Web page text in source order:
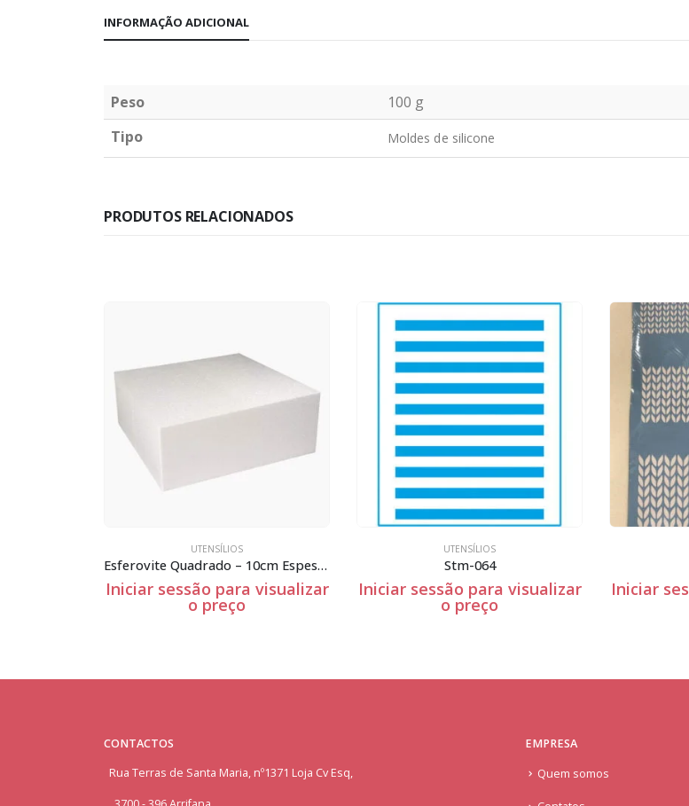
INFORMAÇÃO ADICIONAL
Peso
100 g
Tipo
Moldes de silicone
PRODUTOS RELACIONADOS
Esferovite Quadrado – 10cm Espessura
sessão para visualizar
Stm-064
Iniciar sessão para visualizar Iniciar sessão para visualizar
CONTACTOS
Rua Terras de Santa Maria, nº1371 Loja Cv Esq,
EMPRESA
Quem somos